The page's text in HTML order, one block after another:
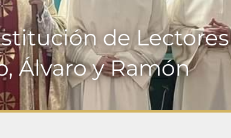
de
Álvaro y Ramón